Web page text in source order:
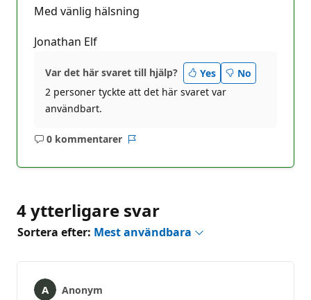
Med vänlig hälsning
Jonathan Elf
Var det här svaret till hjälp? Yes
No
2 personer tyckte att det här svaret var
användbart.
0 kommentarer
Inga
4 ytterligare svar
Sortera efter: Mest användbara
Anonym